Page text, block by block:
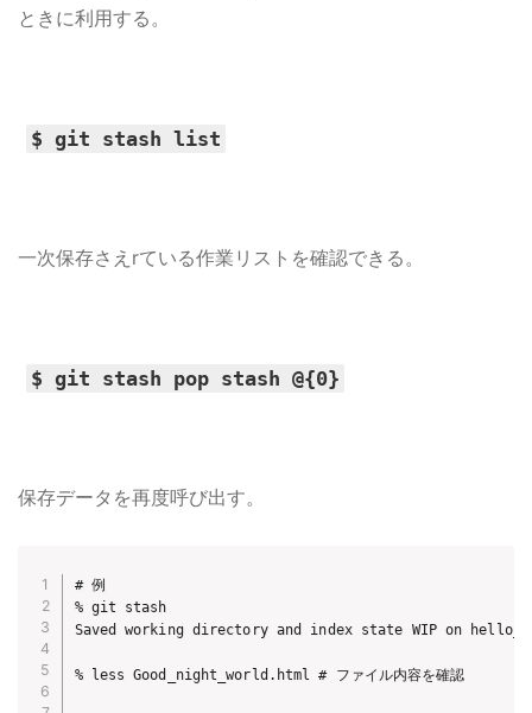
ときに利用する。
$ git stash list
一次保存さえrている作業リストを確認できる。
$ git stash pop stash @{0}
保存データを再度呼び出す。
# 例
% git stash
Saved working directory and index state WIP on
% less Good_night_world.html # ファイル内容を確認